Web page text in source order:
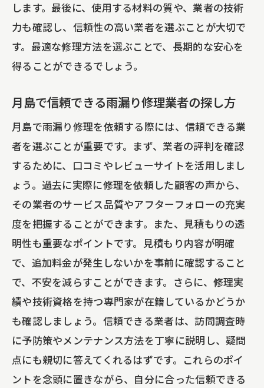
リフォーム
します。最後に、使用する材料の質や、業者の技術
力も確認し、信頼性の高い業者を選ぶことが大切で
す。最適な修理方法を選ぶことで、長期的な安心を
得ることができるでしょう。
月島で信頼できる雨漏り修理業者の探し方
月島で雨漏り修理を依頼する際には、信頼できる業
者を選ぶことが重要です。まず、業者の評判を確認
するために、口コミやレビューサイトを活用しまし
ょう。過去に実際に修理を依頼した顧客の声から、
その業者のサービス品質やアフターフォローの充実
度を把握することができます。また、見積もりの透
明性も重要なポイントです。見積もり内容が明確
で、追加料金が発生しないかを事前に確認すること
で、不安を減らすことができます。さらに、修理実
績や技術資格を持つ専門家が在籍しているかどうか
も確認しましょう。信頼できる業者は、訪問調査時
に予防策やメンテナンス方法を丁寧に説明し、疑問
点にも親切に答えてくれるはずです。これらのポイ
ントを念頭に置きながら、自分に合った信頼できる